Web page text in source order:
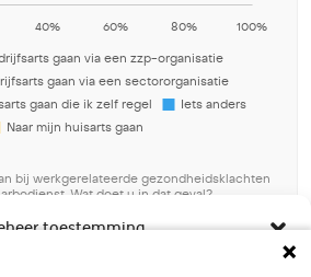
toestemming
bij werkgerelateerde gezondheidsklachten
Wat doet u in dat geval?